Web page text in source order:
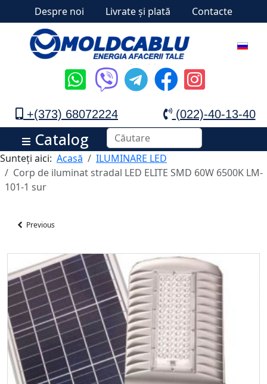
Despre noi Livrate și plată Contacte
+(373) 68072224 (022)-40-13-40
Catalog
Sunteți aici: Acasă
ILUMINARE LED
Corp de iluminat stradal LED ELITE SMD 60W 6500K LM-
101-1 sur
Previous